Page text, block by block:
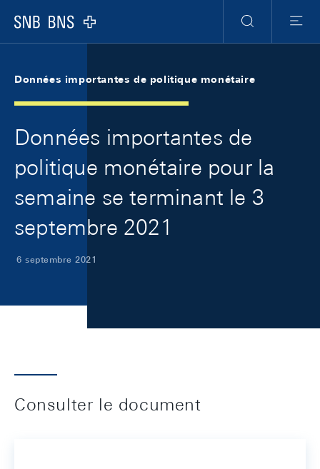
Logo
RechercheMenu
Données importantes de politique monétaire
Données importantes de
politique monétaire pour la
semaine se terminant le 3
septembre 2021
6 septembre 2021
Consulter le document